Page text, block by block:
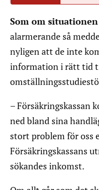
Som om situationen
alarmerande så
nyligen att de inte
information i rätt tid
– Försäkringskassan
ned bland sina
stort problem för oss
Försäkringskassans
sökandes inkomst.